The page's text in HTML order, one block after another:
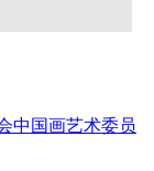
中国画艺术委员